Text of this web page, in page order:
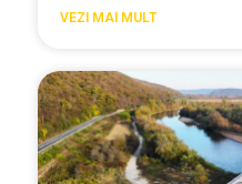
VEZI MAI MULT